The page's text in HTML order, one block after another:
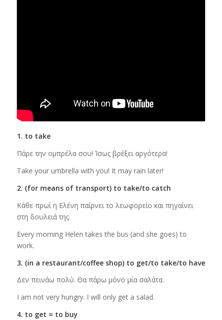
1. to take
Πάρε την ομπρέλα σου! Ίσως βρέξει αργότερα!
Take your umbrella with you! It may rain later!
2. (for means of transport) to take/to catch
Κάθε πρωί η Ελένη παίρνει το λεωφορείο και πηγαίνει
στη δουλειά της.
Every morning Helen takes the bus (and she goes) to
work.
3. (in a restaurant/coffee shop) to get/to take/to have
Δεν πεινάω πολύ. Θα πάρω μόνο μία σαλάτα.
I am not very hungry. I will only get a salad.
4. to get = to buy